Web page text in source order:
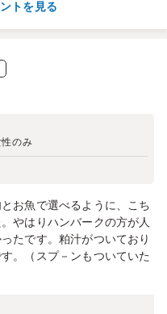
トを見る
性のみ
お魚で選べるように、こち
やはりハンバークの方が人
たです。粕汁がついており
。（スプ－ンもついていた